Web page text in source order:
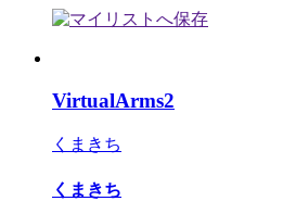
VirtualArms2
くまきち
くまきち